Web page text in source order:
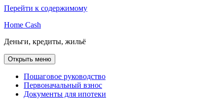
Перейти к содержимому
Home Cash
Деньги, кредиты, жильё
Открыть меню
Пошаговое руководство
Первоначальный взнос
Документы для ипотеки